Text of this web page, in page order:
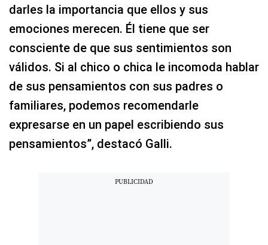
darles la importancia que ellos y sus
emociones merecen. Él tiene que ser
consciente de que sus sentimientos son
válidos. Si al chico o chica le incomoda hablar
de sus pensamientos con sus padres o
familiares, podemos recomendarle
expresarse en un papel escribiendo sus
pensamientos”, destacó Galli.